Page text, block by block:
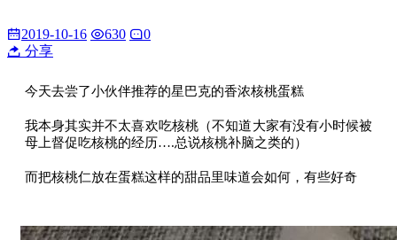
2019-10-16 630
0
分享
今天去尝了小伙伴推荐的星巴克的香浓核桃蛋糕
我本身其实并不太喜欢吃核桃（不知道大家有没有小时候被
母上督促吃核桃的经历….总说核桃补脑之类的）
而把核桃仁放在蛋糕这样的甜品里味道会如何，有些好奇